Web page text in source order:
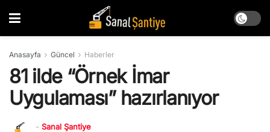
Anasayfa Güncel Haberler
81 ilde “Örnek İmar
Uygulaması” hazırlanıyor
- Sanal Şantiye